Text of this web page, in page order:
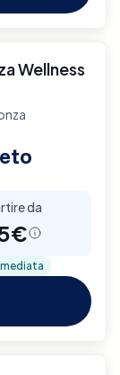
Wellness
da